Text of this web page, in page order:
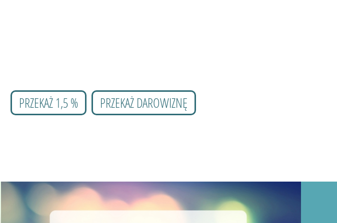
PRZEKAŻ 1,5 % PRZEKAŻ DAROWIZNĘ